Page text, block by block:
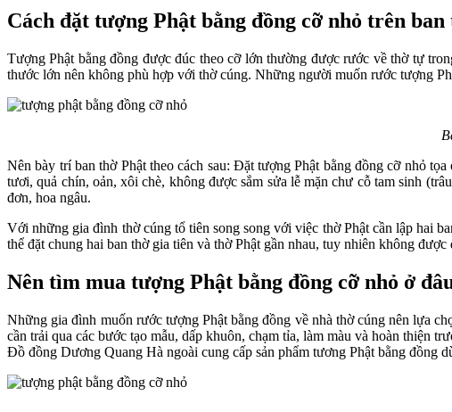
Cách đặt tượng Phật bằng đồng cỡ nhỏ trên ban
Tượng Phật bằng đồng được đúc theo cỡ lớn thường được rước về thờ tự
thước lớn nên không phù hợp với thờ cúng. Những người muốn rước tượng
Nên bày trí ban thờ Phật theo cách sau: Đặt tượng Phật bằng đồng cỡ nhỏ
tươi, quả chín, oản, xôi chè, không được sắm sửa lễ mặn chư cỗ tam sinh
đơn, hoa ngâu.
Với những gia đình thờ cúng tổ tiên song song với việc thờ Phật cần lập hai
thể đặt chung hai ban thờ gia tiên và thờ Phật gần nhau, tuy nhiên không
Nên tìm mua tượng Phật bằng đồng cỡ nhỏ ở
Những gia đình muốn rước tượng Phật bằng đồng về nhà thờ cúng nên lựa
cần trải qua các bước tạo mẫu, dấp khuôn, chạm tỉa, làm màu và hoàn thiện
Đồ đồng Dương Quang Hà ngoài cung cấp sản phẩm tương Phật bằng đồng